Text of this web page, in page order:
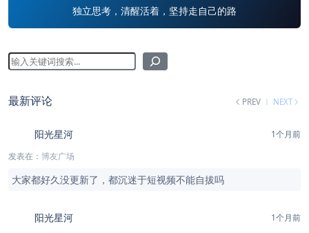
独立思考，清醒活着，坚持走自己的路
最新评论 PREV NEXT
阳光星河
1个月前
发表在： 博友广场
大家都好久没更新了，都沉迷于短视频不能自拔吗
阳光星河
1个月前